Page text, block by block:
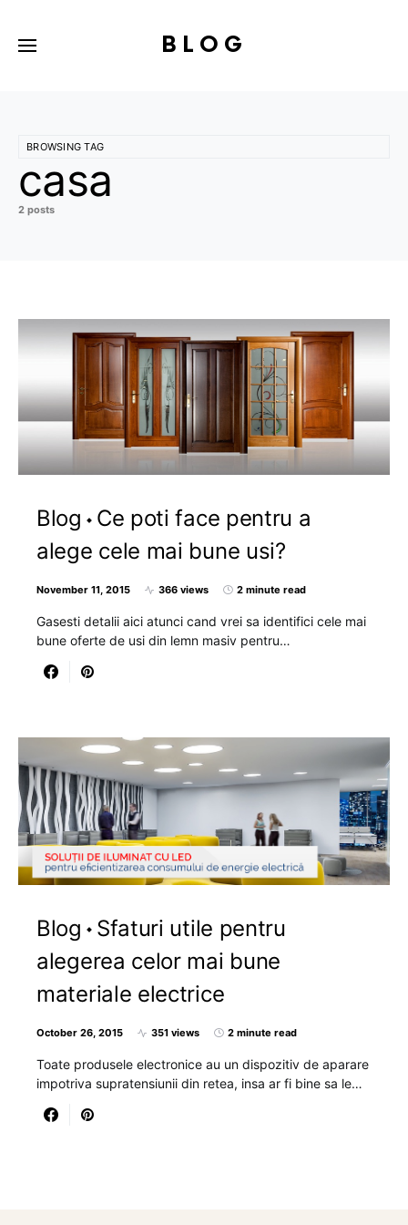
BLOG
BROWSING TAG
casa
2 posts
Blog
Ce poti face pentru a
alege cele mai bune usi?
November 11, 2015 366 views 2 minute read
Gasesti detalii aici atunci cand vrei sa identifici cele mai
bune oferte de usi din lemn masiv pentru…
Blog
Sfaturi utile pentru
alegerea celor mai bune
materiale electrice
October 26, 2015 351 views 2 minute read
Toate produsele electronice au un dispozitiv de aparare
impotriva supratensiunii din retea, insa ar fi bine sa le…